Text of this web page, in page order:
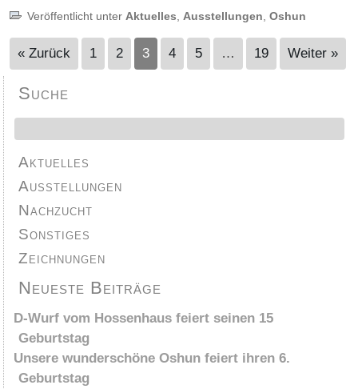
Veröffentlicht unter Aktuelles Ausstellungen ,Oshun
« Zurück 1 2 3 4 5 … 19 Weiter »
Suche
Aktuelles
Ausstellungen
Nachzucht
Sonstiges
Zeichnungen
Neueste Beiträge
D-Wurf vom Hossenhaus feiert seinen 15
Geburtstag
Unsere wunderschöne Oshun feiert ihren 6.
Geburtstag